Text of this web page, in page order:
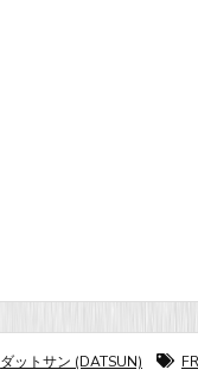
ダットサン (DATSUN) FR